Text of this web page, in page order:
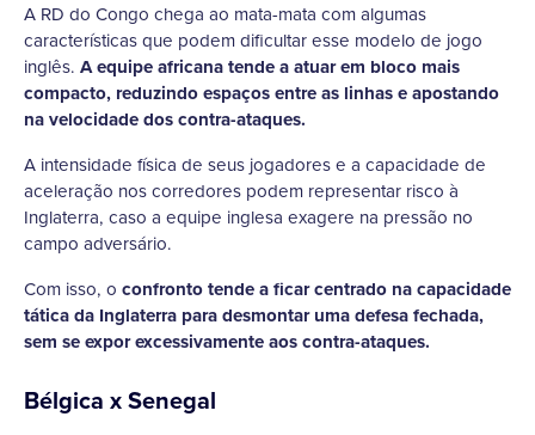
A RD do Congo chega ao mata-mata com algumas
características que podem dificultar esse modelo de jogo
inglês. A equipe africana tende a atuar em bloco mais
compacto, reduzindo espaços entre as linhas e apostando
na velocidade dos contra-ataques.
A intensidade física de seus jogadores e a capacidade de
aceleração nos corredores podem representar risco à
Inglaterra, caso a equipe inglesa exagere na pressão no
campo adversário.
Com isso, o confronto tende a ficar centrado na capacidade
tática da Inglaterra para desmontar uma defesa fechada,
sem se expor excessivamente aos contra-ataques.
Bélgica x Senegal